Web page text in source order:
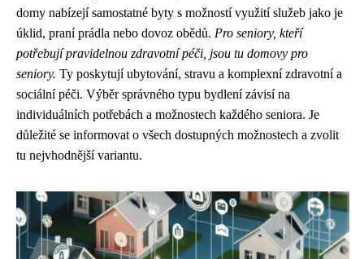
domy nabízejí samostatné byty s možností využití služeb jako je
úklid, praní prádla nebo dovoz obědů. Pro seniory, kteří
potřebují pravidelnou zdravotní péči, jsou tu domovy pro
seniory. Ty poskytují ubytování, stravu a komplexní zdravotní a
sociální péči. Výběr správného typu bydlení závisí na
individuálních potřebách a možnostech každého seniora. Je
důležité se informovat o všech dostupných možnostech a zvolit
tu nejvhodnější variantu.